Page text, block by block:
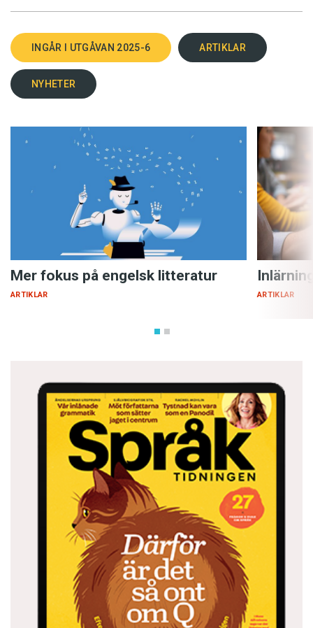
INGÅR I UTGÅVAN 2025-6 ARTIKLAR
NYHETER
Mer fokus på engelsk litteratur
ARTIKLAR ARTIKLAR